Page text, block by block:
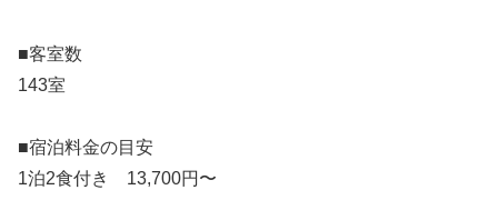
■客室数
143室
■宿泊料金の目安
1泊2食付き 13,700円〜